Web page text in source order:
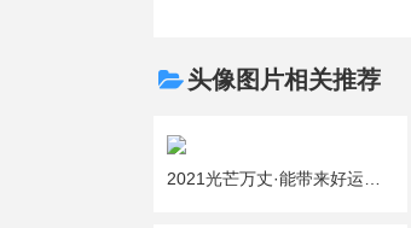
头像图片相关推荐